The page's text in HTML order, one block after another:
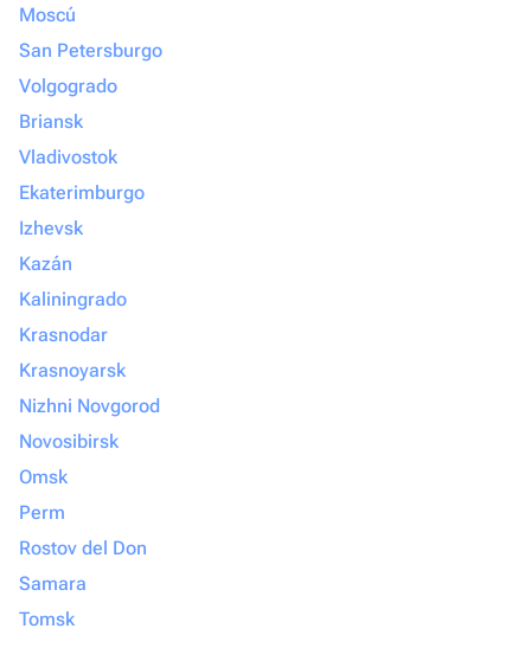
Moscú
San Petersburgo
Volgogrado
Briansk
Vladivostok
Ekaterimburgo
Izhevsk
Kazán
Kaliningrado
Krasnodar
Krasnoyarsk
Nizhni Novgorod
Novosibirsk
Omsk
Perm
Rostov del Don
Samara
Tomsk